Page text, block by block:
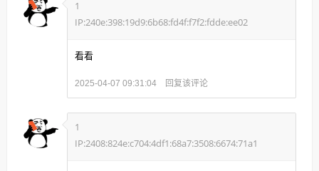
1
IP:240e:398:19d9:6b68:fd4f:f7f2:fdde:ee02
看看
2025-04-07 09:31:04 回复该评论
1
IP:2408:824e:c704:4df1:68a7:3508:6674:71a1